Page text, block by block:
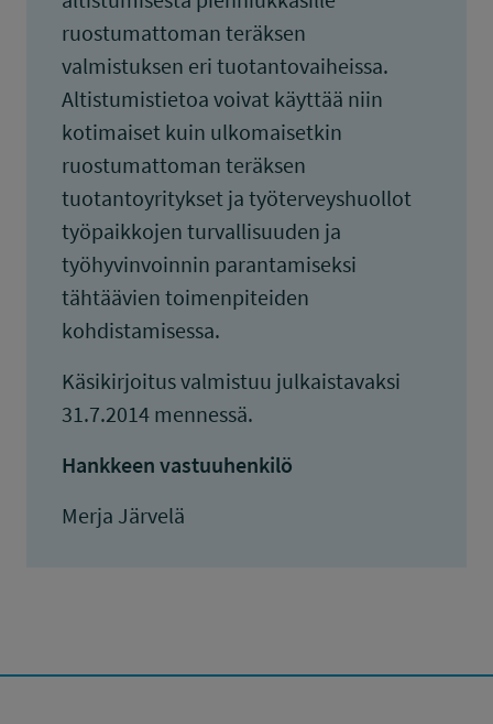
ruostumattoman teräksen
valmistuksen eri tuotantovaiheissa.
Altistumistietoa voivat käyttää niin
kotimaiset kuin ulkomaisetkin
ruostumattoman teräksen
tuotantoyritykset ja työterveyshuollot
työpaikkojen turvallisuuden ja
työhyvinvoinnin parantamiseksi
tähtäävien toimenpiteiden
kohdistamisessa.
Käsikirjoitus valmistuu julkaistavaksi
31.7.2014 mennessä.
Hankkeen vastuuhenkilö
Merja Järvelä